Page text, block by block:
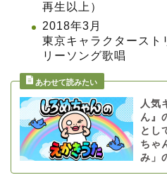
再生以上）
2018年3月
東京キャラクタースト
リーソング歌唱
人気
ん』
とし
ちゃ
み」